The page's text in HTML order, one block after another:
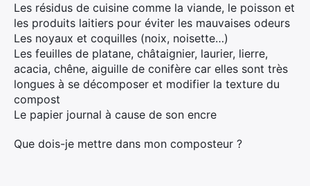
Les résidus de cuisine comme la viande, le poisson et
les produits laitiers pour éviter les mauvaises odeurs
Les noyaux et coquilles (noix, noisette…)
Les feuilles de platane, châtaignier, laurier, lierre,
acacia, chêne, aiguille de conifère car elles sont très
longues à se décomposer et modifier la texture du
compost
Le papier journal à cause de son encre
Que dois-je mettre dans mon composteur ?